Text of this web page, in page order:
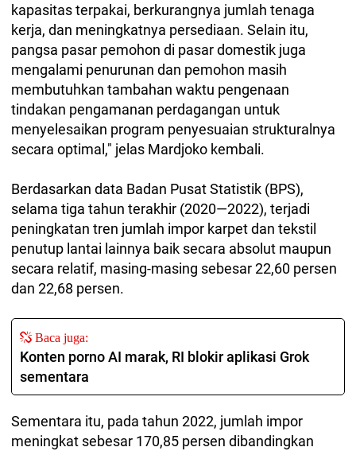
kapasitas terpakai, berkurangnya jumlah tenaga
kerja, dan meningkatnya persediaan. Selain itu,
pangsa pasar pemohon di pasar domestik juga
mengalami penurunan dan pemohon masih
membutuhkan tambahan waktu pengenaan
tindakan pengamanan perdagangan untuk
menyelesaikan program penyesuaian strukturalnya
secara optimal," jelas Mardjoko kembali.
Berdasarkan data Badan Pusat Statistik (BPS),
selama tiga tahun terakhir (2020—2022), terjadi
peningkatan tren jumlah impor karpet dan tekstil
penutup lantai lainnya baik secara absolut maupun
secara relatif, masing-masing sebesar 22,60 persen
dan 22,68 persen.
Baca juga:
Konten porno AI marak, RI blokir aplikasi Grok
sementara
Sementara itu, pada tahun 2022, jumlah impor
meningkat sebesar 170,85 persen dibandingkan